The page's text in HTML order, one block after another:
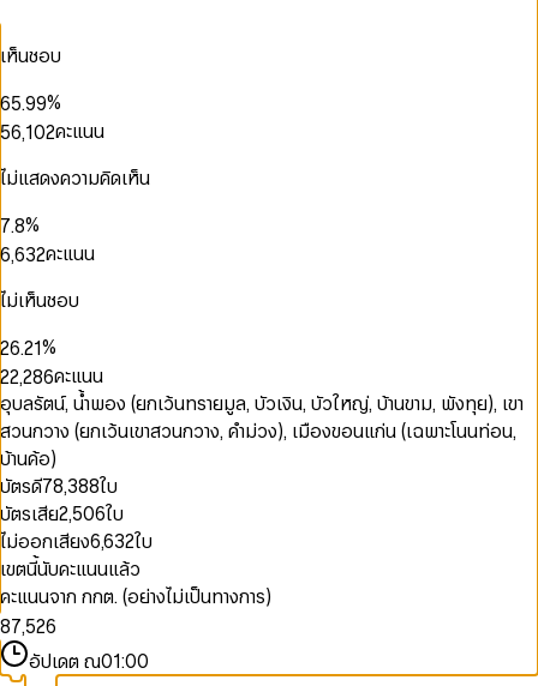
เห็นชอบ
2
4
6
7
8
9
3
5
6
7
8
9
.
7
9
7
9%
0
2
4
5
7
9
2
3
5
6
8
,
0
1
3
5
6
7
8
9
0
2
4
5
6
7
8
0
1
2
4
8
คะแนน
ไม่แสดงความคิดเห็น
1
2
3
5
7
8
9
.
0
2
3
4
6
8
9
%
0
1
2
3
5
6
8
,
0
1
2
3
5
6
8
0
1
2
3
5
7
8
9
0
1
2
4
6
7
8
9
คะแนน
ไม่เห็นชอบ
0
2
3
4
5
6
7
8
9
0
1
2
4
6
7
8
9
.
0
2
3
4
5
6
7
8
9
1
2
3
4
5
6
7
8
9
%
1
2
3
4
5
6
7
8
9
1
2
3
4
5
6
7
8
9
,
1
2
3
4
5
6
7
8
9
1
2
3
4
5
7
8
9
0
1
3
4
5
6
7
8
9
คะแนน
อุบลรัตน์, น้ำพอง (ยกเว้นทรายมูล, บัวเงิน, บัวใหญ่, บ้านขาม, พังทุย), เขา
สวนกวาง (ยกเว้นเขาสวนกวาง, คำม่วง), เมืองขอนแก่น (เฉพาะโนนท่อน,
บ้านค้อ)
บัตรดี78,388ใบ
บัตรเสีย2,506ใบ
ไม่ออกเสียง6,632ใบ
เขตนี้นับคะแนนแล้ว
คะแนนจาก กกต. (อย่างไม่เป็นทางการ)
0
1
2
3
4
5
6
7
8
9
0
1
2
3
4
5
6
7
8
9
,
0
1
2
3
4
5
6
7
0
1
2
3
4
0
1
2
3
4
5
6
7
8
อัปเดต ณ01:00